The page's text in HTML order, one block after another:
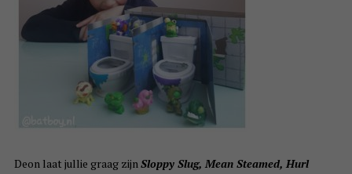
Deon laat jullie graag zijnSloppy Slug, Mean Steamed, Hurl